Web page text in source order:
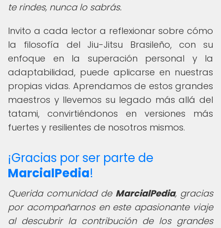
te rindes, nunca lo sabrás.
Invito a cada lector a reflexionar sobre cómo
la filosofía del Jiu-Jitsu Brasileño, con su
enfoque en la superación personal y la
adaptabilidad, puede aplicarse en nuestras
propias vidas. Aprendamos de estos grandes
maestros y llevemos su legado más allá del
tatami, convirtiéndonos en versiones más
fuertes y resilientes de nosotros mismos.
¡Gracias por ser parte de
MarcialPedia!
Querida comunidad de MarcialPedia, gracias
por acompañarnos en este apasionante viaje
al descubrir la contribución de los grandes